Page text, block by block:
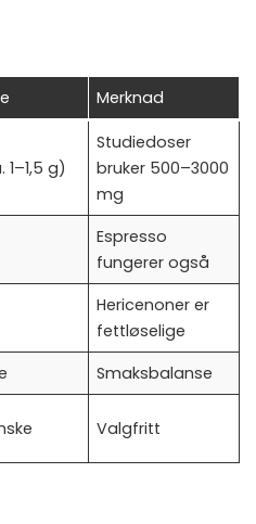
Merknad
1–1,5 g)
Studiedoser
bruker 500–3000
mg
Espresso
fungerer også
Hericenoner er
fettløselige
Smaksbalanse
Valgfritt